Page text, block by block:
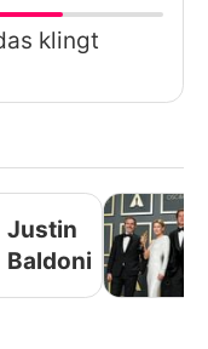
klingt
Justin
Baldoni